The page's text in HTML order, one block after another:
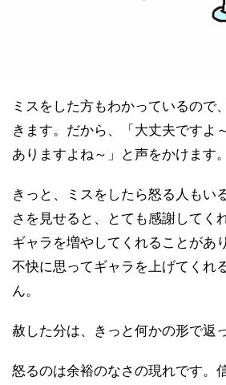
ミスをした方もわかっているので
きます。だから、「大丈夫ですよ
ありますよね～」と声をかけます。
きっと、ミスをしたら怒る人もい
さを見せると、とても感謝してく
ギャラを増やしてくれることがあ
不快に思ってギャラを上げてくれ
ん。
赦した分は、きっと何かの形で返
怒るのは余裕のなさの現れです。